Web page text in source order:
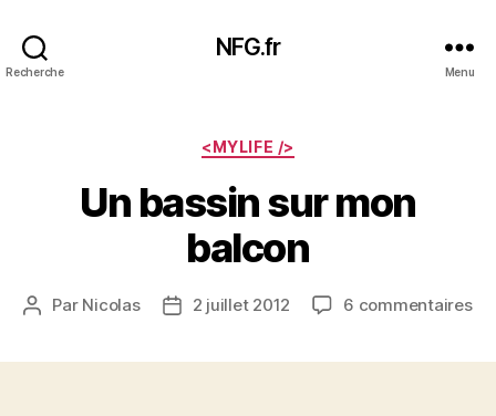
Recherche
NFG.fr
Menu
Catégories
<MYLIFE />
Un bassin sur mon
balcon
Auteur
Par Nicolas
Date2 juillet 2012 6 commentairessur